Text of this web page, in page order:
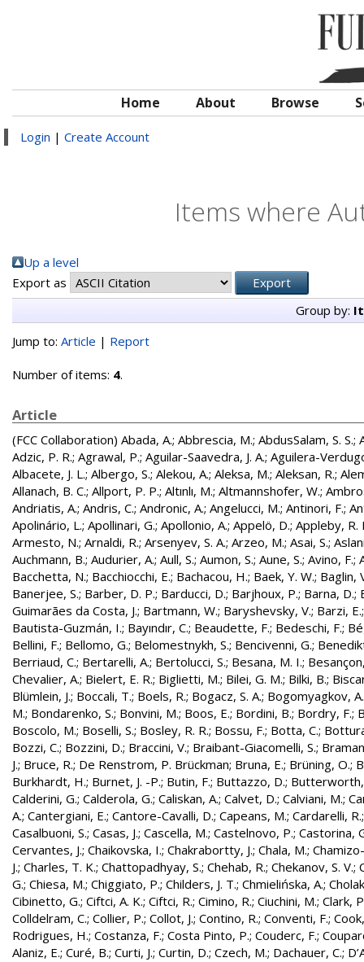
Home About Browse
Login | Create Account
Items where
Up a level
Export as
Group by:
Jump to: Article | Report
Number of items: 4.
Article
(FCC Collaboration) Abada, A.; Abbrescia, M.; AbdusSalam, S. S.;
Adzic, P. R.; Agrawal, P.; Aguilar-Saavedra, J. A.; Aguilera-
Albacete, J. L.; Albergo, S.; Alekou, A.; Aleksa, M.; Aleksan, R.;
Allanach, B. C.; Allport, P. P.; Altınlı, M.; Altmannshofer, W.;
Andriatis, A.; Andris, C.; Andronic, A.; Angelucci, M.; Antinori, F.;
Apolinário, L.; Apollinari, G.; Apollonio, A.; Appelö, D.; Appleby, R.
Armesto, N.; Arnaldi, R.; Arsenyev, S. A.; Arzeo, M.; Asai, S.;
Auchmann, B.; Audurier, A.; Aull, S.; Aumon, S.; Aune, S.; Avino, F.;
Bacchetta, N.; Bacchiocchi, E.; Bachacou, H.; Baek, Y. W.; Baglin,
Banerjee, S.; Barber, D. P.; Barducci, D.; Barjhoux, P.; Barna, D.;
Guimarães da Costa, J.; Bartmann, W.; Baryshevsky, V.; Barzi, E.
Bautista-Guzmán, I.; Bayındır, C.; Beaudette, F.; Bedeschi, F.;
Bellini, F.; Bellomo, G.; Belomestnykh, S.; Bencivenni, G.;
Berriaud, C.; Bertarelli, A.; Bertolucci, S.; Besana, M. I.;
Chevalier, A.; Bielert, E. R.; Biglietti, M.; Bilei, G. M.; Bilki, B.;
Blümlein, J.; Boccali, T.; Boels, R.; Bogacz, S. A.; Bogomyagkov, A.
M.; Bondarenko, S.; Bonvini, M.; Boos, E.; Bordini, B.; Bordry, F.;
Boscolo, M.; Boselli, S.; Bosley, R. R.; Bossu, F.; Botta, C.;
Bozzi, C.; Bozzini, D.; Braccini, V.; Braibant-Giacomelli, S.;
J.; Bruce, R.; De Renstrom, P. Brückman; Bruna, E.; Brüning, O.;
Burkhardt, H.; Burnet, J. -P.; Butin, F.; Buttazzo, D.;
Calderini, G.; Calderola, G.; Caliskan, A.; Calvet, D.; Calviani, M.;
A.; Cantergiani, E.; Cantore-Cavalli, D.; Capeans, M.; Cardarelli, R.
Casalbuoni, S.; Casas, J.; Cascella, M.; Castelnovo, P.; Castorina,
Cervantes, J.; Chaikovska, I.; Chakrabortty, J.; Chala, M.;
J.; Charles, T. K.; Chattopadhyay, S.; Chehab, R.; Chekanov, S. V.;
G.; Chiesa, M.; Chiggiato, P.; Childers, J. T.; Chmielińska, A.;
Cibinetto, G.; Ciftci, A. K.; Ciftci, R.; Cimino, R.; Ciuchini, M.; Clark,
Colldelram, C.; Collier, P.; Collot, J.; Contino, R.; Conventi, F.;
Rodrigues, H.; Costanza, F.; Costa Pinto, P.; Couderc, F.;
Alaniz, E.; Curé, B.; Curti, J.; Curtin, D.; Czech, M.; Dachauer, C.;